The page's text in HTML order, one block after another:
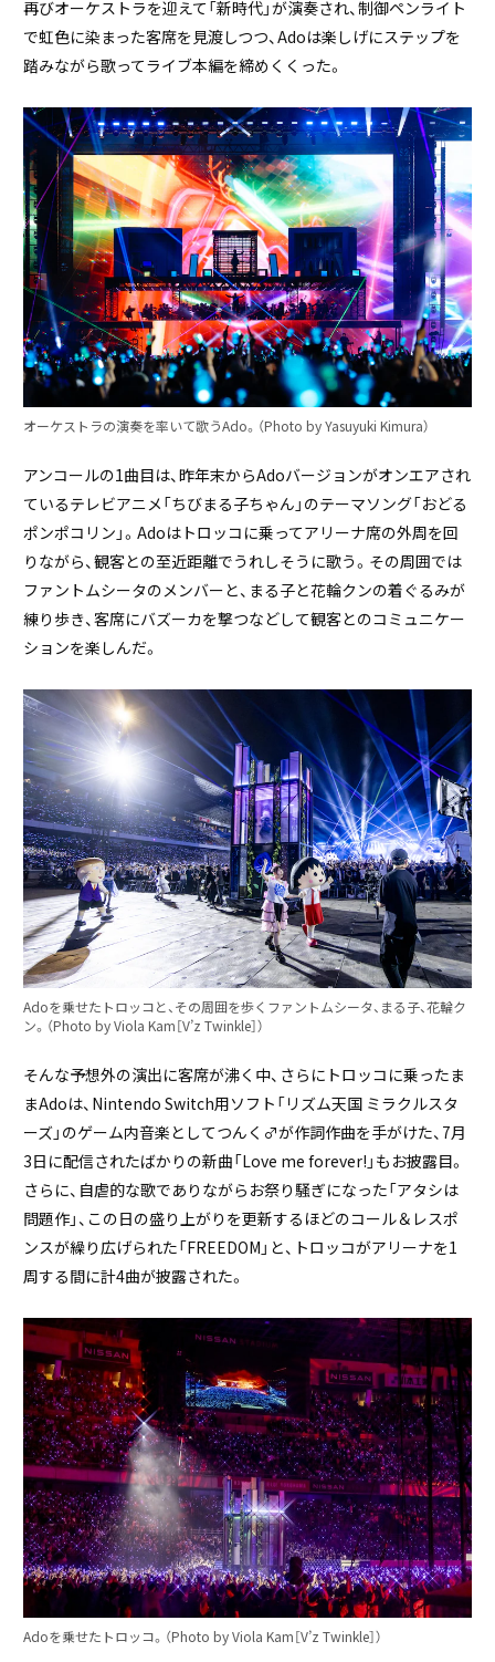
再びオーケストラを迎えて「新時代」が演奏され、制御ペンライト
で虹色に染まった客席を見渡しつつ、Adoは楽しげにステップを
踏みながら歌ってライブ本編を締めくくった。
オーケストラの演奏を率いて歌うAdo。（Photo by Yasuyuki Kimura）
アンコールの1曲目は、昨年末からAdoバージョンがオンエアされ
ているテレビアニメ「ちびまる子ちゃん」のテーマソング「おどる
ポンポコリン」。Adoはトロッコに乗ってアリーナ席の外周を回
りながら、観客との至近距離でうれしそうに歌う。その周囲では
ファントムシータのメンバーと、まる子と花輪クンの着ぐるみが
練り歩き、客席にバズーカを撃つなどして観客とのコミュニケー
ションを楽しんだ。
Adoを乗せたトロッコと、その周囲を歩くファントムシータ、まる子、花輪ク
ン。（Photo by Viola Kam［V’z Twinkle］）
そんな予想外の演出に客席が沸く中、さらにトロッコに乗ったま
まAdoは、Nintendo Switch用ソフト「リズム天国 ミラクルスタ
ーズ」のゲーム内音楽としてつんく♂が作詞作曲を手がけた、7月
3日に配信されたばかりの新曲「Love me forever!」もお披露目。
さらに、自虐的な歌でありながらお祭り騒ぎになった「アタシは
問題作」、この日の盛り上がりを更新するほどのコール＆レスポ
ンスが繰り広げられた「FREEDOM」と、トロッコがアリーナを1
周する間に計4曲が披露された。
Adoを乗せたトロッコ。（Photo by Viola Kam［V’z Twinkle］）